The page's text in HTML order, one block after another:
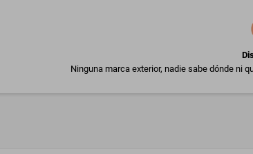
Ninguna marca exterior, nadie sabe dónde ni